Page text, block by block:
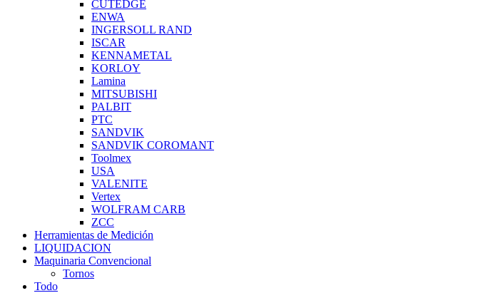
CUTEDGE
ENWA
INGERSOLL RAND
ISCAR
KENNAMETAL
KORLOY
Lamina
MITSUBISHI
PALBIT
PTC
SANDVIK
SANDVIK COROMANT
Toolmex
USA
VALENITE
Vertex
WOLFRAM CARB
ZCC
Herramientas de Medición
LIQUIDACION
Maquinaria Convencional
Tornos
Todo